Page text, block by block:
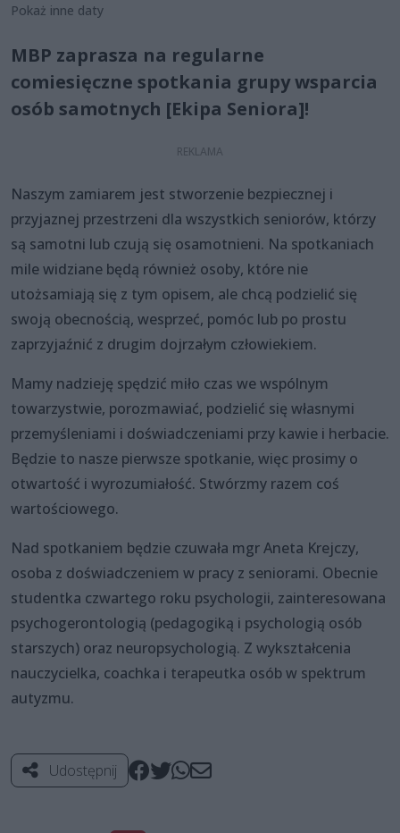
Pokaż inne daty
MBP zaprasza na regularne
comiesięczne spotkania grupy wsparcia
osób samotnych [Ekipa Seniora]!
Naszym zamiarem jest stworzenie bezpiecznej i
przyjaznej przestrzeni dla wszystkich seniorów, którzy
są samotni lub czują się osamotnieni. Na spotkaniach
mile widziane będą również osoby, które nie
utożsamiają się z tym opisem, ale chcą podzielić się
swoją obecnością, wesprzeć, pomóc lub po prostu
zaprzyjaźnić z drugim dojrzałym człowiekiem.
Mamy nadzieję spędzić miło czas we wspólnym
towarzystwie, porozmawiać, podzielić się własnymi
przemyśleniami i doświadczeniami przy kawie i herbacie.
Będzie to nasze pierwsze spotkanie, więc prosimy o
otwartość i wyrozumiałość. Stwórzmy razem coś
wartościowego.
Nad spotkaniem będzie czuwała mgr Aneta Krejczy,
osoba z doświadczeniem w pracy z seniorami. Obecnie
studentka czwartego roku psychologii, zainteresowana
psychogerontologią (pedagogiką i psychologią osób
starszych) oraz neuropsychologią. Z wykształcenia
nauczycielka, coachka i terapeutka osób w spektrum
autyzmu.
Udostępnij